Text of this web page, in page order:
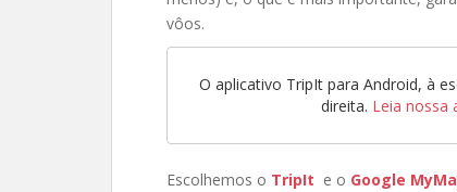
vôos.
O aplicativo TripIt para Android, à
direita. Leia nossa
Escolhemos o TripIt e o Google